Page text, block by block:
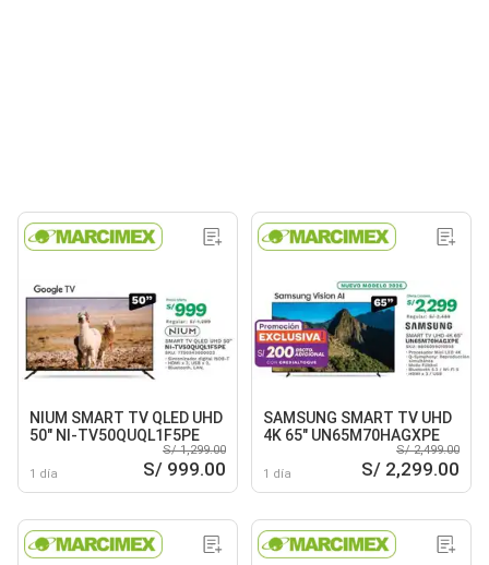
NIUM SMART TV QLED UHD
50" NI-TV50QUQL1F5PE
1 día
S/ 1,299.00
S/ 999.00
SAMSUNG SMART TV UHD
4K 65" UN65M70HAGXPE
1 día
S/ 2,499.00
S/ 2,299.00